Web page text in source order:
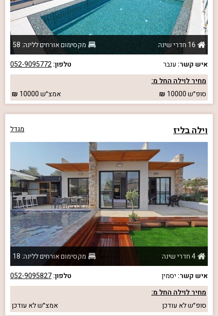
16 חדרי שינה
מקסימום אורחים ללינה: 58
איש קשר: ענבר טלפון:052-9095772
מחיר לוילה החל מ:
סופ״ש10000 אמצ״ש10000
וילה בליז מגדל
4 חדרי שינה
מקסימום אורחים ללינה: 18
איש קשר: יסמין טלפון:052-9095827
מחיר לוילה החל מ:
סופ״שלא עודכן אמצ״שלא עודכן